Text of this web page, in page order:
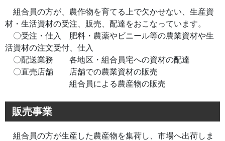
組合員の方が、農作物を育てる上で欠かせない、生産資
材・生活資材の受注、販売、配達をおこなっています。
〇受注・仕入 肥料・農薬やビニール等の農業資材や生
活資材の注文受付、仕入
〇配送業務 各地区・組合員宅への資材の配達
〇直売店舗 店舗での農業資材の販売
組合員による農産物の販売
販売事業
組合員の方が生産した農産物を集荷し、市場へ出荷しま